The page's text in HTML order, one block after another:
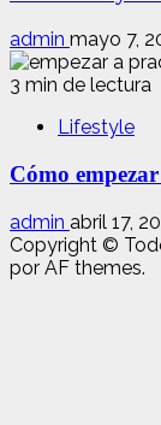
admin mayo 7,
3 min de lectura
Lifestyle
Cómo
admin abril 17,
Copyright ©
por AF themes.